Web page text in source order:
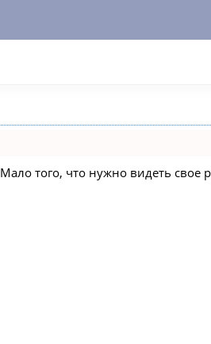
того, что нужно видеть